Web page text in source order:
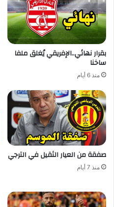
بقرار نهائي..الإفريقي يُغلق ملفا
ساخنا
منذ 6 أيام
صفقة من العيار الثقيل في الترجي
منذ 7 أيام